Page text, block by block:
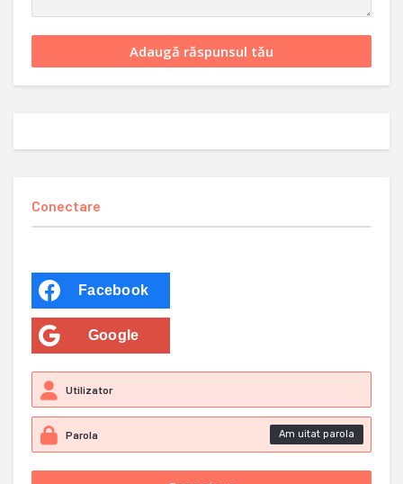
Conectare
Facebook
Google
Am uitat parola